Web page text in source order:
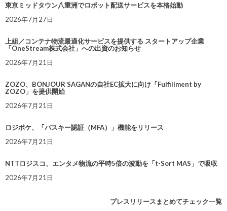
東京ミッドタウン八重洲でロボット配送サービスを本格始動
2026年7月27日
上組／コンテナ物流最適化サービスを提供する スタートアップ企業
「OneStream株式会社」への出資のお知らせ
2026年7月21日
ZOZO、BONJOUR SAGANの自社EC拡大に向け「Fulfillment by
ZOZO」を提供開始
2026年7月21日
ロジポケ、「パスキー認証（MFA）」機能をリリース
2026年7月21日
NTTロジスコ、エンタメ物流の平時5倍の波動を「t-Sort MAS」で吸収
2026年7月21日
プレスリリースまとめてチェック一覧